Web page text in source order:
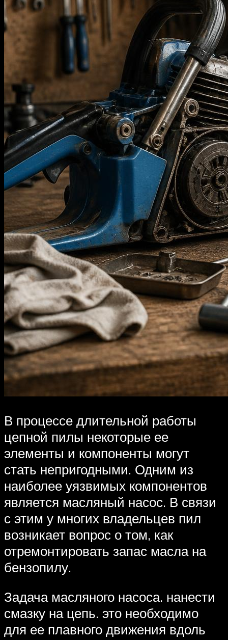
В процессе длительной работы
цепной пилы некоторые ее
элементы и компоненты могут
стать непригодными. Одним из
наиболее уязвимых компонентов
является масляный насос. В связи
с этим у многих владельцев пил
возникает вопрос о том, как
отремонтировать запас масла на
бензопилу.
Задача масляного насоса. нанести
смазку на цепь. это необходимо
для ее плавного движения вдоль